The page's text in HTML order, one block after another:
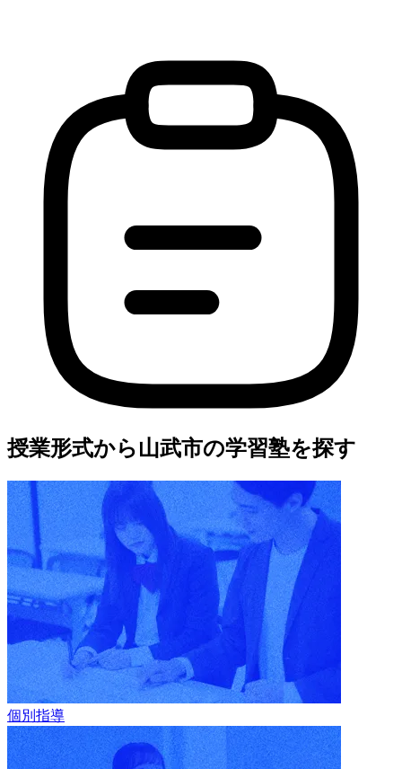
授業形式から山武市の学習塾を探す
個別指導